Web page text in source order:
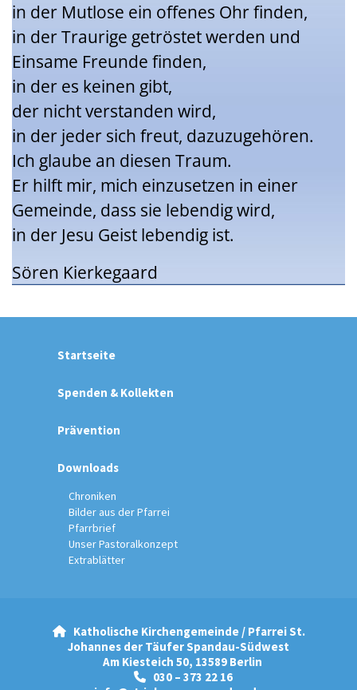
in der Mutlose ein offenes Ohr finden,
in der Traurige getröstet werden und
Einsame Freunde finden,
in der es keinen gibt,
der nicht verstanden wird,
in der jeder sich freut, dazuzugehören.
Ich glaube an diesen Traum.
Er hilft mir, mich einzusetzen in einer
Gemeinde, dass sie lebendig wird,
in der Jesu Geist lebendig ist.
Sören Kierkegaard
Startseite
Spenden & Kollekten
Prävention
Downloads
Chroniken
Bilder aus der Pfarrei
Pfarrbrief
Unser Pastoralkonzept
Extrablätter
Katholische Kirchengemeinde / Pfarrei St.
Johannes der Täufer Spandau-Südwest
Am Kiesteich 50, 13589 Berlin

030 – 373 22 16